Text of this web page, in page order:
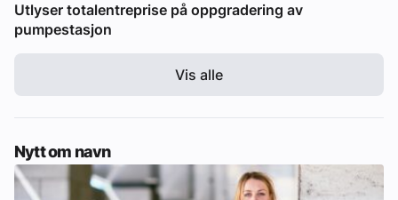
Utlyser totalentreprise på oppgradering av
pumpestasjon
Vis alle
Nytt om navn